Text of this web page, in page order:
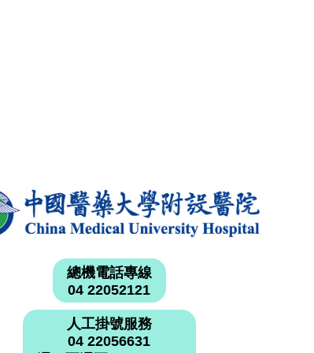
總機電話專線
04 22052121
人工掛號服務
04 22056631